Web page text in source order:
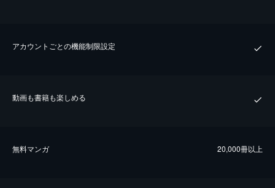
アカウントごとの機能制限設定
動画も書籍も楽しめる
無料マンガ 20,000冊以上